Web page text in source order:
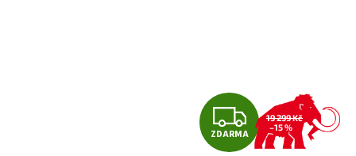
Z
ZDARMA
19 299 Kč
–15 %